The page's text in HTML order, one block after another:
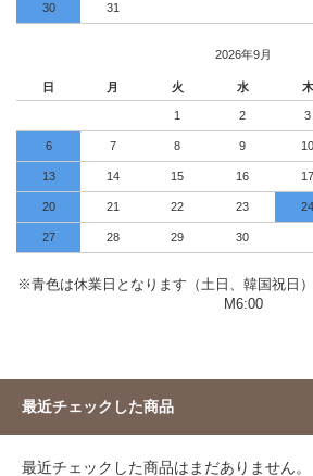
30 31
2026年9月
日 月 火 水 木
1 2 3
6 7 8 9 10
13 14 15 16 17
20 21 22 23 24
27 28 29 30
※青色は休業日となります（土日、韓国祝日
M6:00
最近チェックした商品
最近チェックした商品はまだありません。